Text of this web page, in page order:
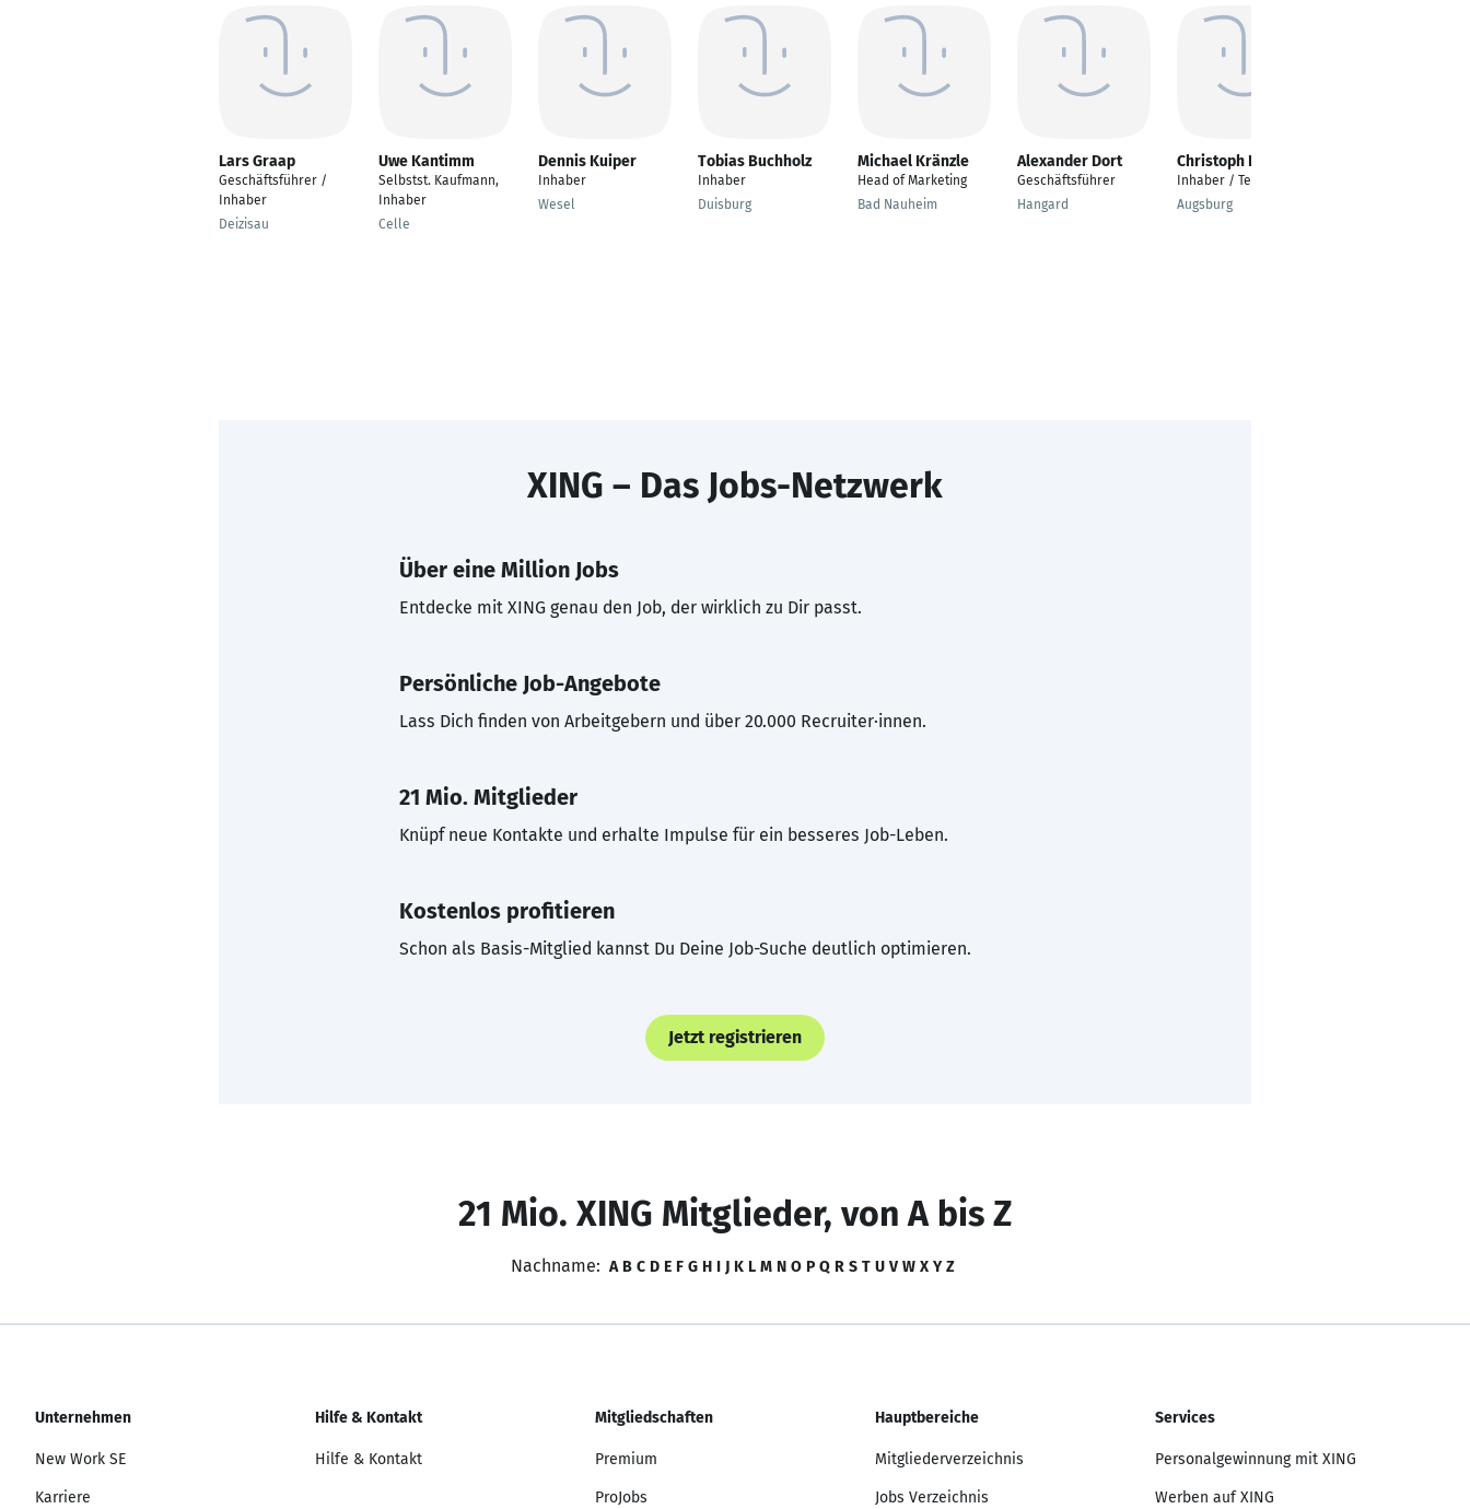
Lars Graap
Geschäftsführer /
Inhaber
Deizisau
Uwe Kantimm
Selbstst. Kaufmann,
Inhaber
Celle
Dennis Kuiper
Inhaber
Wesel
Tobias Buchholz
Inhaber
Duisburg
Michael Kränzle
Head of Marketing
Bad Nauheim
Alexander Dort
Geschäftsführer
Hangard
Christoph Bruder
Inhaber / Techniker
Augsburg
XING – Das Jobs-Netzwerk
Über eine Million Jobs
Entdecke mit XING genau den Job, der wirklich zu Dir passt.
Persönliche Job-Angebote
Lass Dich finden von Arbeitgebern und über 20.000 Recruiter·innen.
21 Mio. Mitglieder
Knüpf neue Kontakte und erhalte Impulse für ein besseres Job-Leben.
Kostenlos profitieren
Schon als Basis-Mitglied kannst Du Deine Job-Suche deutlich optimieren.
Jetzt registrieren
21 Mio. XING Mitglieder, von A bis Z
Nachname: A B C D E F G H I J K L M N O P Q R S T U V W X Y Z
Unternehmen
New Work SE
Karriere
Hilfe & Kontakt
Hilfe & Kontakt
Mitgliedschaften
Premium
ProJobs
Hauptbereiche
Mitgliederverzeichnis
Jobs Verzeichnis
Services
Personalgewinnung mit XING
Werben auf XING